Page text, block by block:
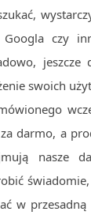
czy
swoich
darmo, a
nasze
w